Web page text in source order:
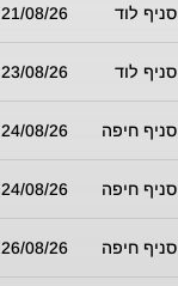
סניף לוד 21/08/26
סניף לוד 23/08/26
סניף חיפה 24/08/26
סניף חיפה 24/08/26
סניף חיפה 26/08/26